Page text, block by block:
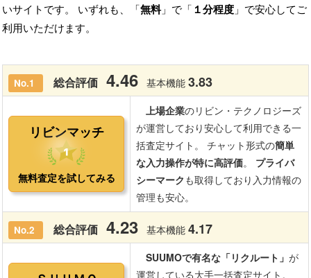
いサイトです。 いずれも、「無料」で「 １分程度 」で安心してご
利用いただけます。